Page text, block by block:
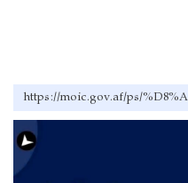
https://moic.gov.af/ps/